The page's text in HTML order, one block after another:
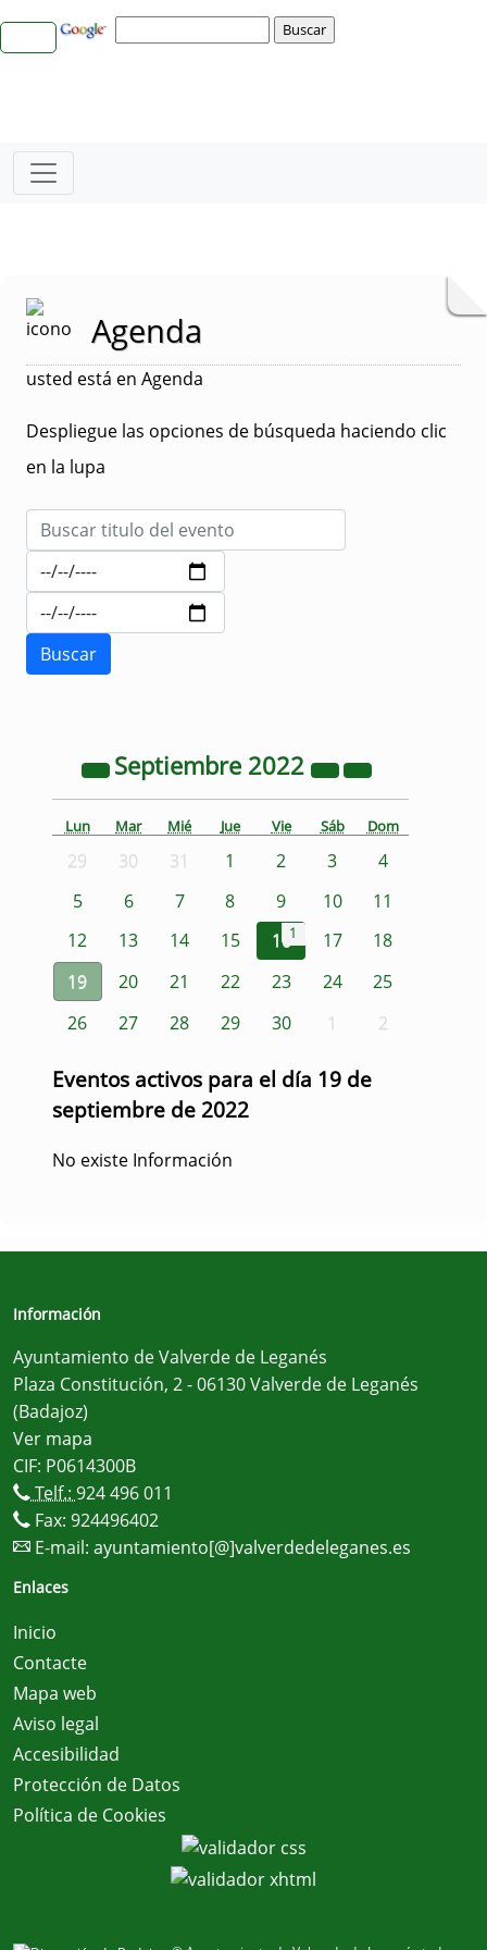
Agenda
usted está en Agenda
Despliegue las opciones de búsqueda haciendo clic
en la lupa
Septiembre 2022
Lun Mar Mié Jue Vie Sáb Dom
29 30 31 1 2 3
4
5
6 7 8 9 10
11
12
13 14 15 161 17
18
19
20 21 22 23 24
25
26
27 28 29 30 1 2
Eventos activos para el día 19 de
septiembre de 2022
No existe Información
Información
Ayuntamiento de Valverde de Leganés
Plaza Constitución, 2 - 06130 Valverde de Leganés
(Badajoz)
Ver mapa
CIF: P0614300B
Telf.: 924 496 011
Fax: 924496402
E-mail: ayuntamiento[@]valverdedeleganes.es
Enlaces
Inicio
Contacte
Mapa web
Aviso legal
Accesibilidad
Protección de Datos
Política de Cookies